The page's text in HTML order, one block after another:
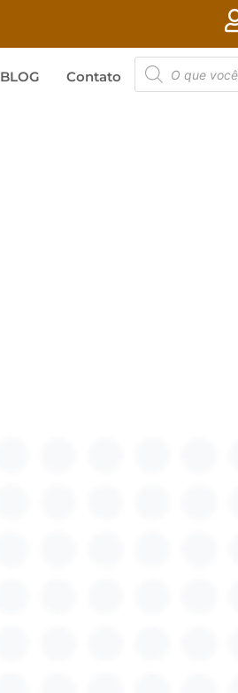
BLOG Contato